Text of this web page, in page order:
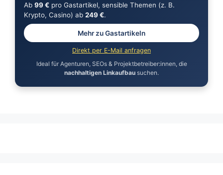
Ab 99 €pro Gastartikel, sensible Themen (z. B.
Krypto, Casino) ab 249 €.
Mehr zu Gastartikeln
Direkt per E-Mail anfragen
Ideal für Agenturen, SEOs & Projektbetreiber:innen, die
nachhaltigen Linkaufbau suchen.